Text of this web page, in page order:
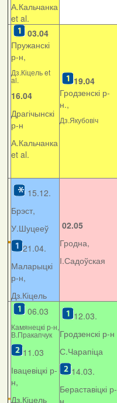
А.Кальчанка
et al.
03.04
Пружанскі
р-н,
Дз.Кіцель et
al.
16.04
Драгічынскі
р-н
А.Кальчанка
et al.
19.04
Гродзенскі р-
н.,
Дз.Якубовіч
15.12.
Брэст,
У.Шуцееў
21.04.
Маларыцкі
р-н,
Дз.Кіцель
02.05
Гродна,
І.Садоўская
06.03
Камянецкі р-н,
В.Пракапчук
11.03
Івацевіцкі р-
н,
Дз.Кіцель
12.03.
Гродзенскі р-н
С.Чарапіца
14.03.
Бераставіцкі р-
н